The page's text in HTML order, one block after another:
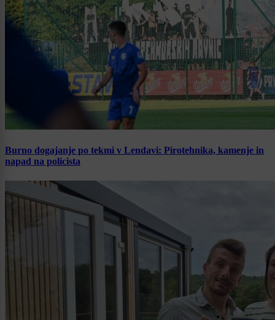
Burno dogajanje po tekmi v Lendavi: Pirotehnika, kamenje in
napad na policista